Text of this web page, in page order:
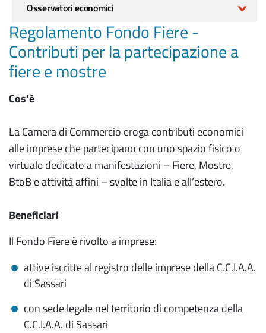
Regolamento Fondo Fiere -
Contributi per la partecipazione a
fiere e mostre
Cos’è
La Camera di Commercio eroga contributi economici
alle imprese che partecipano con uno spazio fisico o
virtuale dedicato a manifestazioni – Fiere, Mostre,
BtoB e attività affini – svolte in Italia e all’estero.
Beneficiari
Il Fondo Fiere è rivolto a imprese:
attive iscritte al registro delle imprese della C.C.I.A.A.
di Sassari
con sede legale nel territorio di competenza della
C.C.I.A.A. di Sassari
Osservatori economici